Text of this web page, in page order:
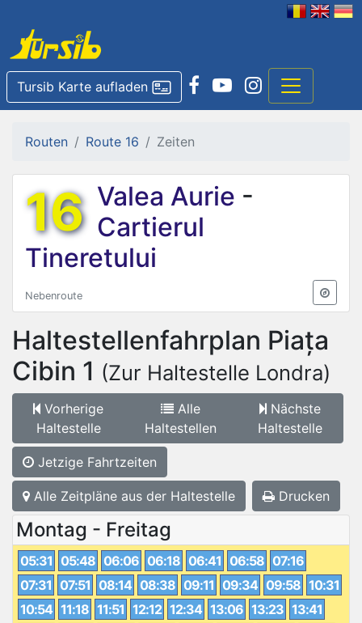
Tursib Karte aufladen
Routen Route 16 Zeiten
16 Valea Aurie -
Cartierul
Tineretului
Nebenroute
Haltestellenfahrplan Piața
Cibin 1 (Zur Haltestelle Londra)
Vorherige
Haltestelle
Alle
Haltestellen
Nächste
Haltestelle
Jetzige Fahrtzeiten
Alle Zeitpläne aus der Haltestelle Drucken
Montag - Freitag
05:31 05:48 06:06 06:18 06:41 06:58 07:16
07:31 07:51 08:14 08:38 09:11 09:34 09:58 10:31
10:54 11:18 11:51 12:12 12:34 13:06 13:23 13:41